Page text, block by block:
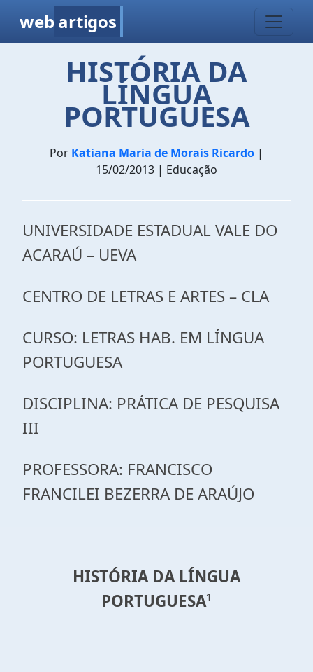
web artigos
HISTÓRIA DA
LÍNGUA
PORTUGUESA
Por Katiana Maria de Morais Ricardo |
15/02/2013 | Educação
UNIVERSIDADE ESTADUAL VALE DO
ACARAÚ – UEVA
CENTRO DE LETRAS E ARTES – CLA
CURSO: LETRAS HAB. EM LÍNGUA
PORTUGUESA
DISCIPLINA: PRÁTICA DE PESQUISA
III
PROFESSORA: FRANCISCO
FRANCILEI BEZERRA DE ARAÚJO
HISTÓRIA DA LÍNGUA
PORTUGUESA¹